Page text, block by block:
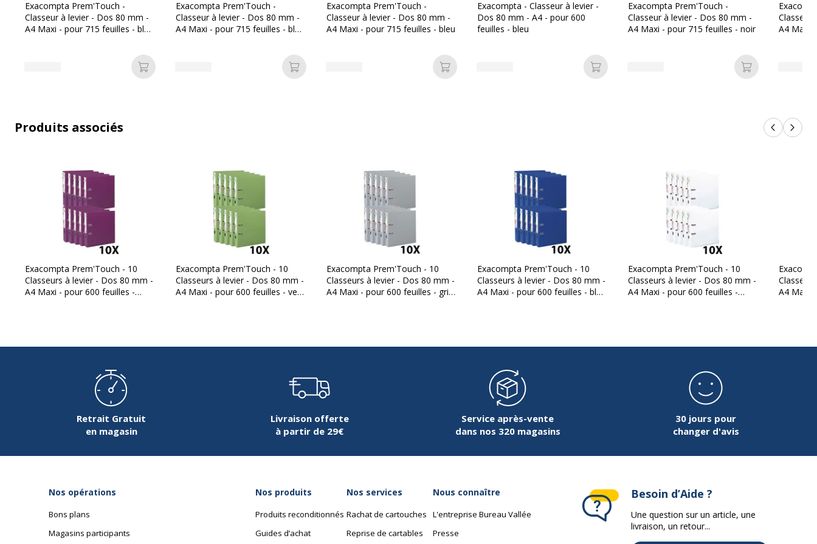
Largeur du dos 80 mm
Porte(s)-
Taille du produit
Données d'identification
Données d'identification
Code barre maitre 3130632533427
Garantie
Garantie
Garantie commerciale 10 ans
Dimensions et poids
Poids du produit 494 g
Exacompta Prem'Touch -
Classeur à levier - Dos 80 mm -
A4 Maxi - pour 715 feuilles - bleu
Ajouter au panier
Exacompta Prem'Touch -
Classeur à levier - Dos 80 mm -
A4 Maxi - pour 715 feuilles - bleu
Ajouter au panier
Exacompta Prem'Touch -
Classeur à levier - Dos 80 mm -
A4 Maxi - pour 715 feuilles - bleu
Ajouter au panier
Exacompta - Classeur à levier -
Dos 80 mm - A4 - pour 600
feuilles - bleu
Ajouter au panier
Exacompta Prem'Touch -
Classeur à levier - Dos 80 mm -
A4 Maxi - pour 715 feuilles - noir
Ajouter au
Classeur
A4 Maxi
Produits associés Produits
Exacompta Prem'Touch - 10
Classeurs à levier - Dos 80 mm -
A4 Maxi - pour 600 feuilles -
Exacompta Prem'Touch - 10
Classeurs à levier - Dos 80 mm -
A4 Maxi - pour 600 feuilles - vert
Exacompta Prem'Touch - 10
Classeurs à levier - Dos 80 mm -
A4 Maxi - pour 600 feuilles - gris
Exacompta Prem'Touch - 10
Classeurs à levier - Dos 80 mm -
A4 Maxi - pour 600 feuilles - bleu
Exacompta Prem'Touch - 10
Classeurs à levier - Dos 80 mm -
A4 Maxi - pour 600 feuilles -
A4 Maxi
Retrait Gratuit
en magasin
Livraison offerte
à partir de 29€
Service après-vente
dans nos 320 magasins
30 jours pour
changer d'avis
Nos opérations
Bons plans
Magasins participants
Nos produits
Produits reconditionnés
Guides d’achat
Nos services
Rachat de cartouches
Reprise de cartables
Nous connaître
L'entreprise Bureau Vallée
Presse
Besoin d’Aide ?
Une question sur un article, une
livraison, un retour...